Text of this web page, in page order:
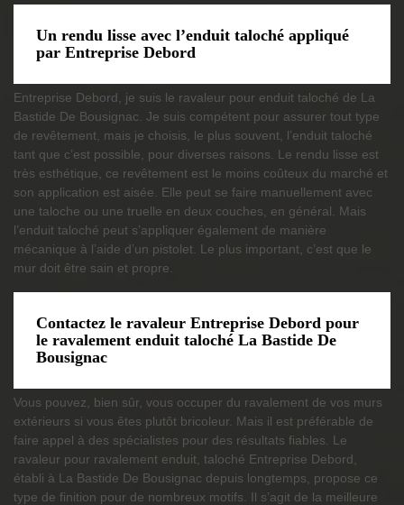
Un rendu lisse avec l’enduit taloché appliqué
par Entreprise Debord
Entreprise Debord, je suis le ravaleur pour enduit taloché de La
Bastide De Bousignac. Je suis compétent pour assurer tout type
de revêtement, mais je choisis, le plus souvent, l’enduit taloché
tant que c’est possible, pour diverses raisons. Le rendu lisse est
très esthétique, ce revêtement est le moins coûteux du marché et
son application est aisée. Elle peut se faire manuellement avec
une taloche ou une truelle en deux couches, en général. Mais
l’enduit taloché peut s’appliquer également de manière
mécanique à l’aide d’un pistolet. Le plus important, c’est que le
mur doit être sain et propre.
Contactez le ravaleur Entreprise Debord pour
le ravalement enduit taloché La Bastide De
Bousignac
Vous pouvez, bien sûr, vous occuper du ravalement de vos murs
extérieurs si vous êtes plutôt bricoleur. Mais il est préférable de
faire appel à des spécialistes pour des résultats fiables. Le
ravaleur pour ravalement enduit, taloché Entreprise Debord,
établi à La Bastide De Bousignac depuis longtemps, propose ce
type de finition pour de nombreux motifs. Il s’agit de la meilleure